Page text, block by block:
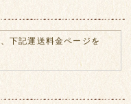
下記運送料金ページを